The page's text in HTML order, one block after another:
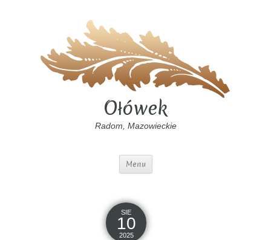
Ołówek
Radom, Mazowieckie
Menu
SIE
10
2025